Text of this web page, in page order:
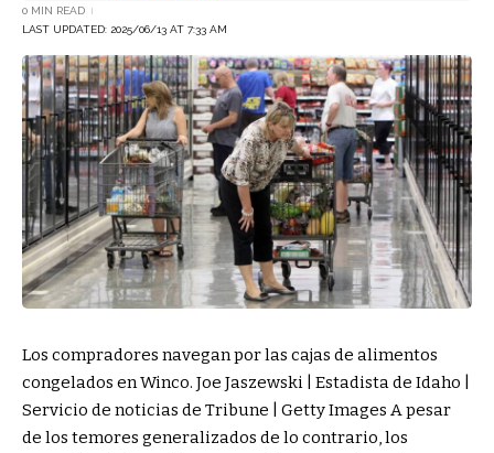
LAST UPDATED: 2025/06/13 AT 7:33 AM
0 MIN READ
Los compradores navegan por las cajas de alimentos
congelados en Winco. Joe Jaszewski | Estadista de Idaho |
Servicio de noticias de Tribune | Getty Images A pesar
de los temores generalizados de lo contrario, los